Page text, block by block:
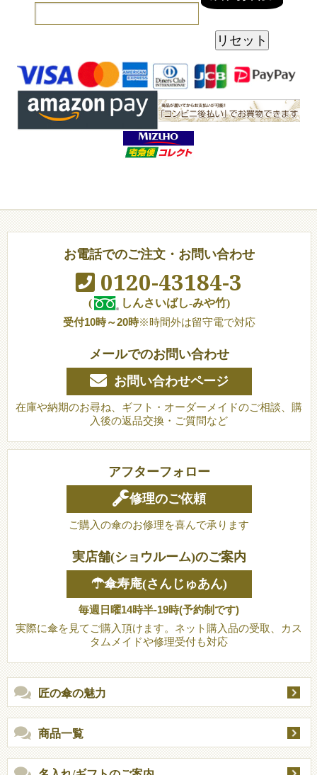
お電話でのご注文・お問い合わせ
0120-43184-3
(
しんさいばし-みや竹)
受付10時～20時※時間外は留守電で対応
メールでのお問い合わせ
お問い合わせページ
在庫や納期のお尋ね、ギフト・オーダーメイドのご相談、購
入後の返品交換・ご質問など
アフターフォロー
修理のご依頼
ご購入の傘のお修理を喜んで承ります
実店舗(ショウルーム)のご案内
☂傘寿庵(さんじゅあん)
毎週日曜14時半-19時(予約制です)
実際に傘を見てご購入頂けます。ネット購入品の受取、カス
タムメイドや修理受付も対応
匠の傘の魅力
商品一覧